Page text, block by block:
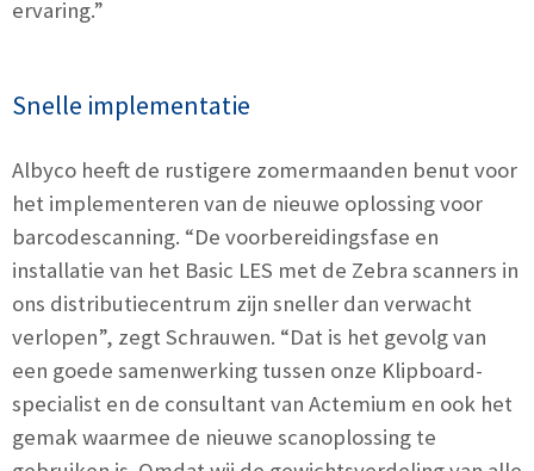
ervaring.”
Snelle implementatie
Albyco heeft de rustigere zomermaanden benut voor
het implementeren van de nieuwe oplossing voor
barcodescanning. “De voorbereidingsfase en
installatie van het Basic LES met de Zebra scanners in
ons distributiecentrum zijn sneller dan verwacht
verlopen”, zegt Schrauwen. “Dat is het gevolg van
een goede samenwerking tussen onze Klipboard-
specialist en de consultant van Actemium en ook het
gemak waarmee de nieuwe scanoplossing te